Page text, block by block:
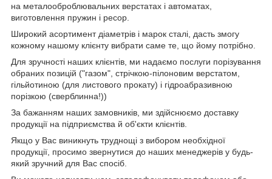
на металооброблювальних верстатах і автоматах,
виготовлення пружин і ресор.
Широкий асортимент діаметрів і марок сталі, дасть змогу
кожному нашому клієнту вибрати саме те, що йому потрібно.
Для зручності наших клієнтів, ми надаємо послуги порізування
обраних позицій ("газом", стрічкою-пілоновим верстатом,
гільйотиною (для листового прокату) і гідроабразивною
порізкою (сверблинна!))
За бажанням наших замовників, ми здійснюємо доставку
продукції на підприємства й об'єкти клієнтів.
Якщо у Вас виникнуть труднощі з вибором необхідної
продукції, просимо звернутися до наших менеджерів у будь-
який зручний для Вас спосіб.